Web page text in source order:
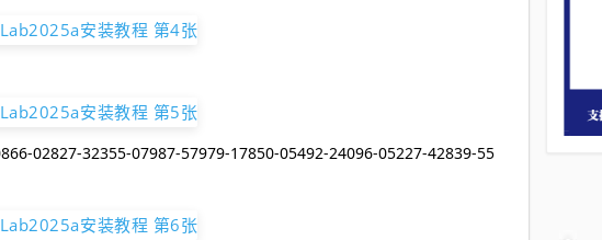
02827-32355-07987-57979-17850-05492-24096-05227-42839-55